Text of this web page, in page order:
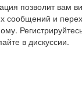
позволит вам
сообщений и
в дискуссии.